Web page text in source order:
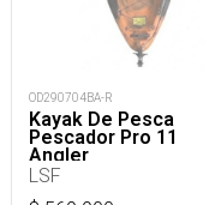
OD290704BA-R
Kayak De Pesca
Pescador Pro 11
Angler
LSF